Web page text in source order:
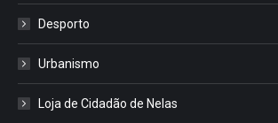
Desporto
Urbanismo
Loja de Cidadão de Nelas